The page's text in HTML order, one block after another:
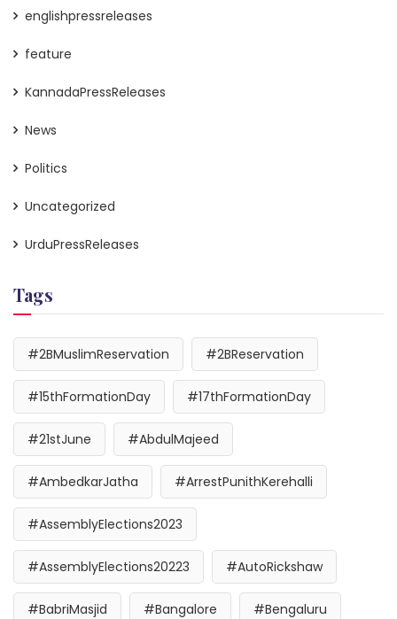
englishpressreleases
feature
KannadaPressReleases
News
Politics
Uncategorized
UrduPressReleases
Tags
#2BMuslimReservation #2BReservation
#15thFormationDay #17thFormationDay
#21stJune #AbdulMajeed
#AmbedkarJatha #ArrestPunithKerehalli
#AssemblyElections2023
#AssemblyElections20223 #AutoRickshaw
#BabriMasjid #Bangalore #Bengaluru